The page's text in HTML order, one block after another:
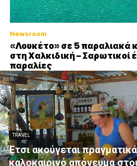
Newsroom
«Λουκέτο» σε 5 παραλιακά
στη Χαλκιδική – Σαρωτικοί
παραλίες
TRAVEL
Έτσι ακούγεται
καλοκαιρινό απόγευμα